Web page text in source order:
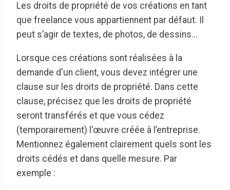
Les droits de propriété de vos créations en tant
que freelance vous appartiennent par défaut. Il
peut s’agir de textes, de photos, de dessins...
Lorsque ces créations sont réalisées à la
demande d'un client, vous devez intégrer une
clause sur les droits de propriété. Dans cette
clause, précisez que les droits de propriété
seront transférés et que vous cédez
(temporairement) l'œuvre créée à l’entreprise.
Mentionnez également clairement quels sont les
droits cédés et dans quelle mesure. Par
exemple :